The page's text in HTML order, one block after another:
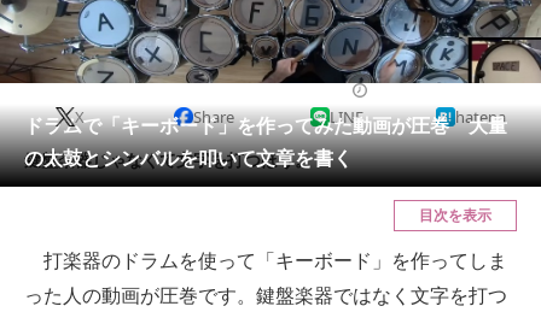
住まい 教育・育児
動物 リサーチ
会員記事
メディア
ITの今と未来を見通す
ドラムで「キーボード」を作ってみた動画が圧巻 大量
の太鼓とシンバルを叩いて文章を書く
X Share LINE hatena
鍵盤楽器じゃなくて文字を打つほう。
目次を表示
打楽器のドラムを使って「キーボード」を作ってしま
った人の動画が圧巻です。鍵盤楽器ではなく文字を打つ